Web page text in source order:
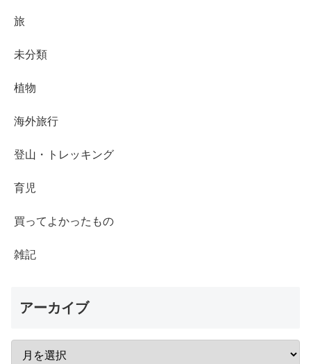
旅
未分類
植物
海外旅行
登山・トレッキング
育児
買ってよかったもの
雑記
アーカイブ